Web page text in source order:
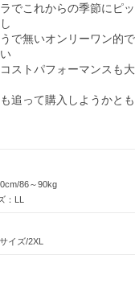
でこれからの季節にピ
で無いオンリーワン的
ストパフォーマンスも
追って購入しようかと
86～90kg
：LL
イズ/2XL